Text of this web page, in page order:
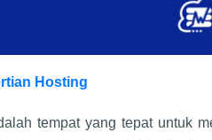
Hosting
tempat yang tepat untuk